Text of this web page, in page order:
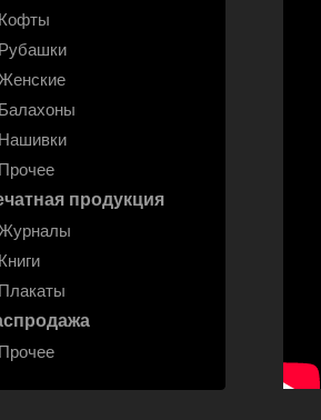
Кофты
Рубашки
Балахоны
Нашивки
Прочее
продукция
Книги
Плакаты
Прочее